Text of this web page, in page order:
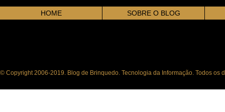
HOME SOBRE O BLOG
© Copyright 2006-2019. Blog de Brinquedo. Tecnologia da Informação. Todos os